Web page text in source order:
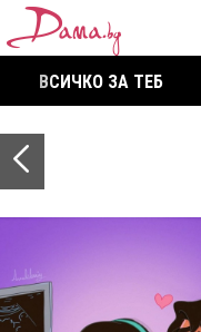
ВСИЧКО ЗА ТЕБ